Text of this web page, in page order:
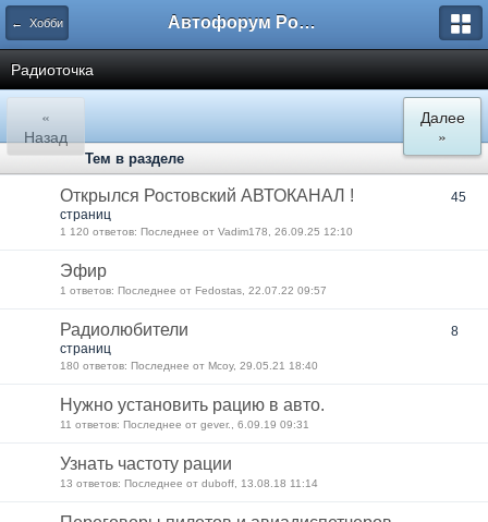
← Хобби Автофорум Ростова-на-Дону
Радиоточка
«
Назад
Далее
»
Тем в разделе
Открылся Ростовский АВТОКАНАЛ !
45
страниц
1 120 ответов: Последнее от Vadim178, 26.09.25 12:10
Эфир
1 ответов: Последнее от Fedostas, 22.07.22 09:57
Радиолюбители
8
страниц
180 ответов: Последнее от Mcoy, 29.05.21 18:40
Нужно установить рацию в авто.
11 ответов: Последнее от gever., 6.09.19 09:31
Узнать частоту рации
13 ответов: Последнее от duboff, 13.08.18 11:14